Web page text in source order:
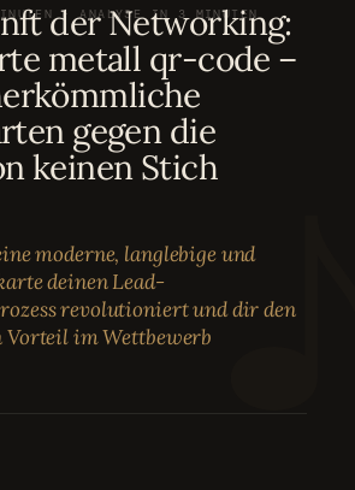
· ANALYSE IN 3 MINUTEN
der Networking:
metall qr-code –
gegen die
keinen Stich
moderne, langlebige und
deinen Lead-
revolutioniert und dir den
Vorteil im Wettbewerb